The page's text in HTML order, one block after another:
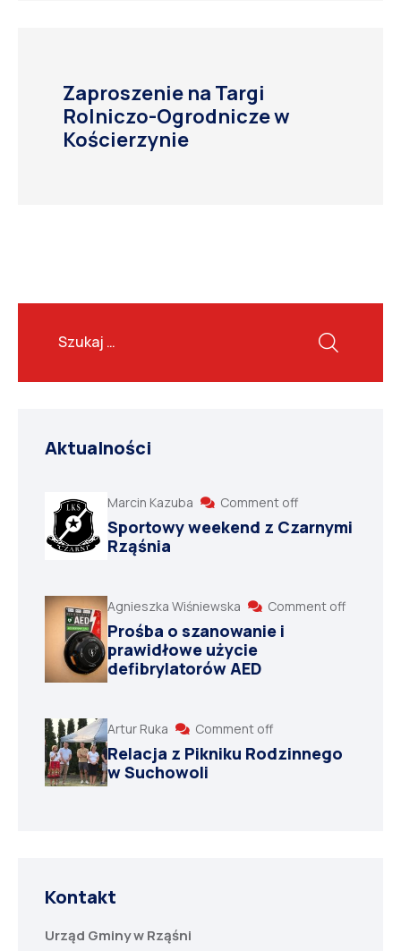
Zaproszenie na Targi
Rolniczo-Ogrodnicze w
Kościerzynie
Aktualności
Marcin Kazuba Comment off
Sportowy weekend z Czarnymi
Rząśnia
Agnieszka Wiśniewska Comment off
Prośba o szanowanie i
prawidłowe użycie
defibrylatorów AED
Artur Ruka Comment off
Relacja z Pikniku Rodzinnego
w Suchowoli
Kontakt
Urząd Gminy w Rząśni